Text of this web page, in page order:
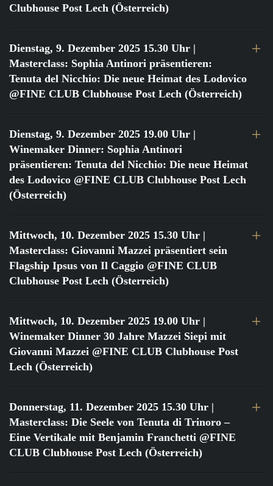
Clubhouse Post Lech (Österreich)
Dienstag, 9. Dezember 2025 15.30 Uhr |
Masterclass: Sophia Antinori präsentieren:
Tenuta del Nicchio: Die neue Heimat des Lodovico
@FINE CLUB Clubhouse Post Lech (Österreich)
Dienstag, 9. Dezember 2025 19.00 Uhr |
Winemaker Dinner: Sophia Antinori
präsentieren: Tenuta del Nicchio: Die neue Heimat
des Lodovico @FINE CLUB Clubhouse Post Lech
(Österreich)
Mittwoch, 10. Dezember 2025 15.30 Uhr |
Masterclass: Giovanni Mazzei präsentiert sein
Flagship Ipsus von Il Caggio @FINE CLUB
Clubhouse Post Lech (Österreich)
Mittwoch, 10. Dezember 2025 19.00 Uhr |
Winemaker Dinner 30 Jahre Mazzei Siepi mit
Giovanni Mazzei @FINE CLUB Clubhouse Post
Lech (Österreich)
Donnerstag, 11. Dezember 2025 15.30 Uhr |
Masterclass: Die Seele von Tenuta di Trinoro –
Eine Vertikale mit Benjamin Franchetti @FINE
CLUB Clubhouse Post Lech (Österreich)